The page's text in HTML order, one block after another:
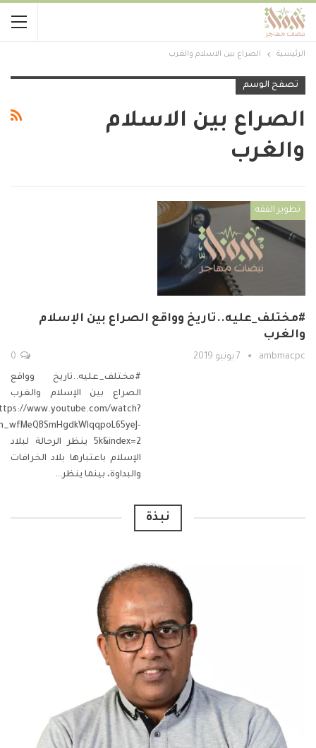
الرئيسية الصراع بين الاسلام والغرب
تصفح الوسم
الصراع بين الاسلام
والغرب
تطوير الفقه
#مختلف_عليه..تاريخ وواقع الصراع بين الإسلام
والغرب
ambmacpc 7 يونيو 2019
#مختلف_عليه..تاريخ وواقع
الصراع بين الإسلام والغرب
www.youtube.com/watch?
5k&index=2
ينظر الرحالة لبلاد
الإسلام باعتبارها بلاد الخرافات
والبداوة، بينما ينظر…
نبذة